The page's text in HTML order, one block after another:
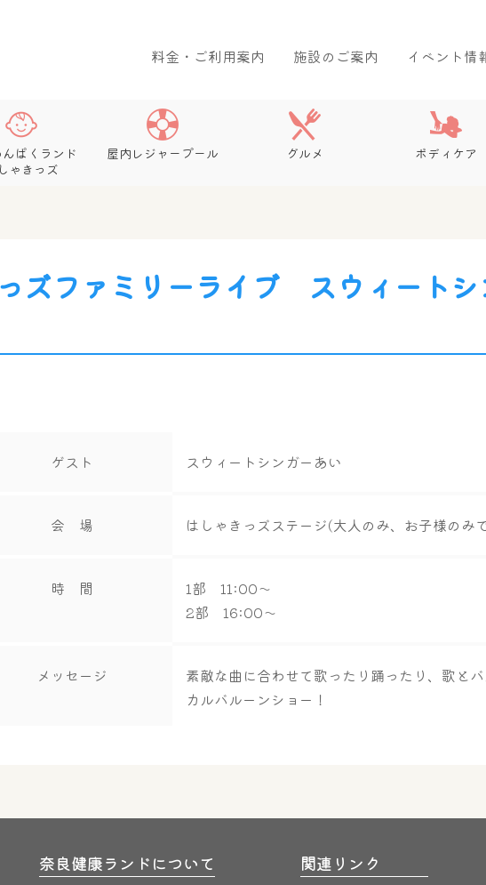
料金・ご利用案内 施設のご案内 イベント情
ぱくランド
ゃきっズ
屋内レジャープール グルメ ボディケア
ズファミリーライブ スウィートシ
ゲスト スウィートシンガーあい
会 場 はしゃきっズステージ(大人のみ、お子様のみ
時 間
1部 11:00～
2部 16:00～
メッセージ
素敵な曲に合わせて歌ったり踊ったり、歌と
カルバルーンショー！
奈良健康ランドについて 関連リンク